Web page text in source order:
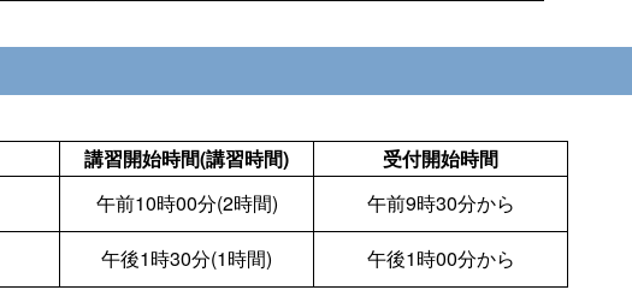
講習開始時間(講習時間)
受付開始時間
午前10時00分(2時間)
午前9時30分から
午後1時30分(1時間) 午後1時00分から